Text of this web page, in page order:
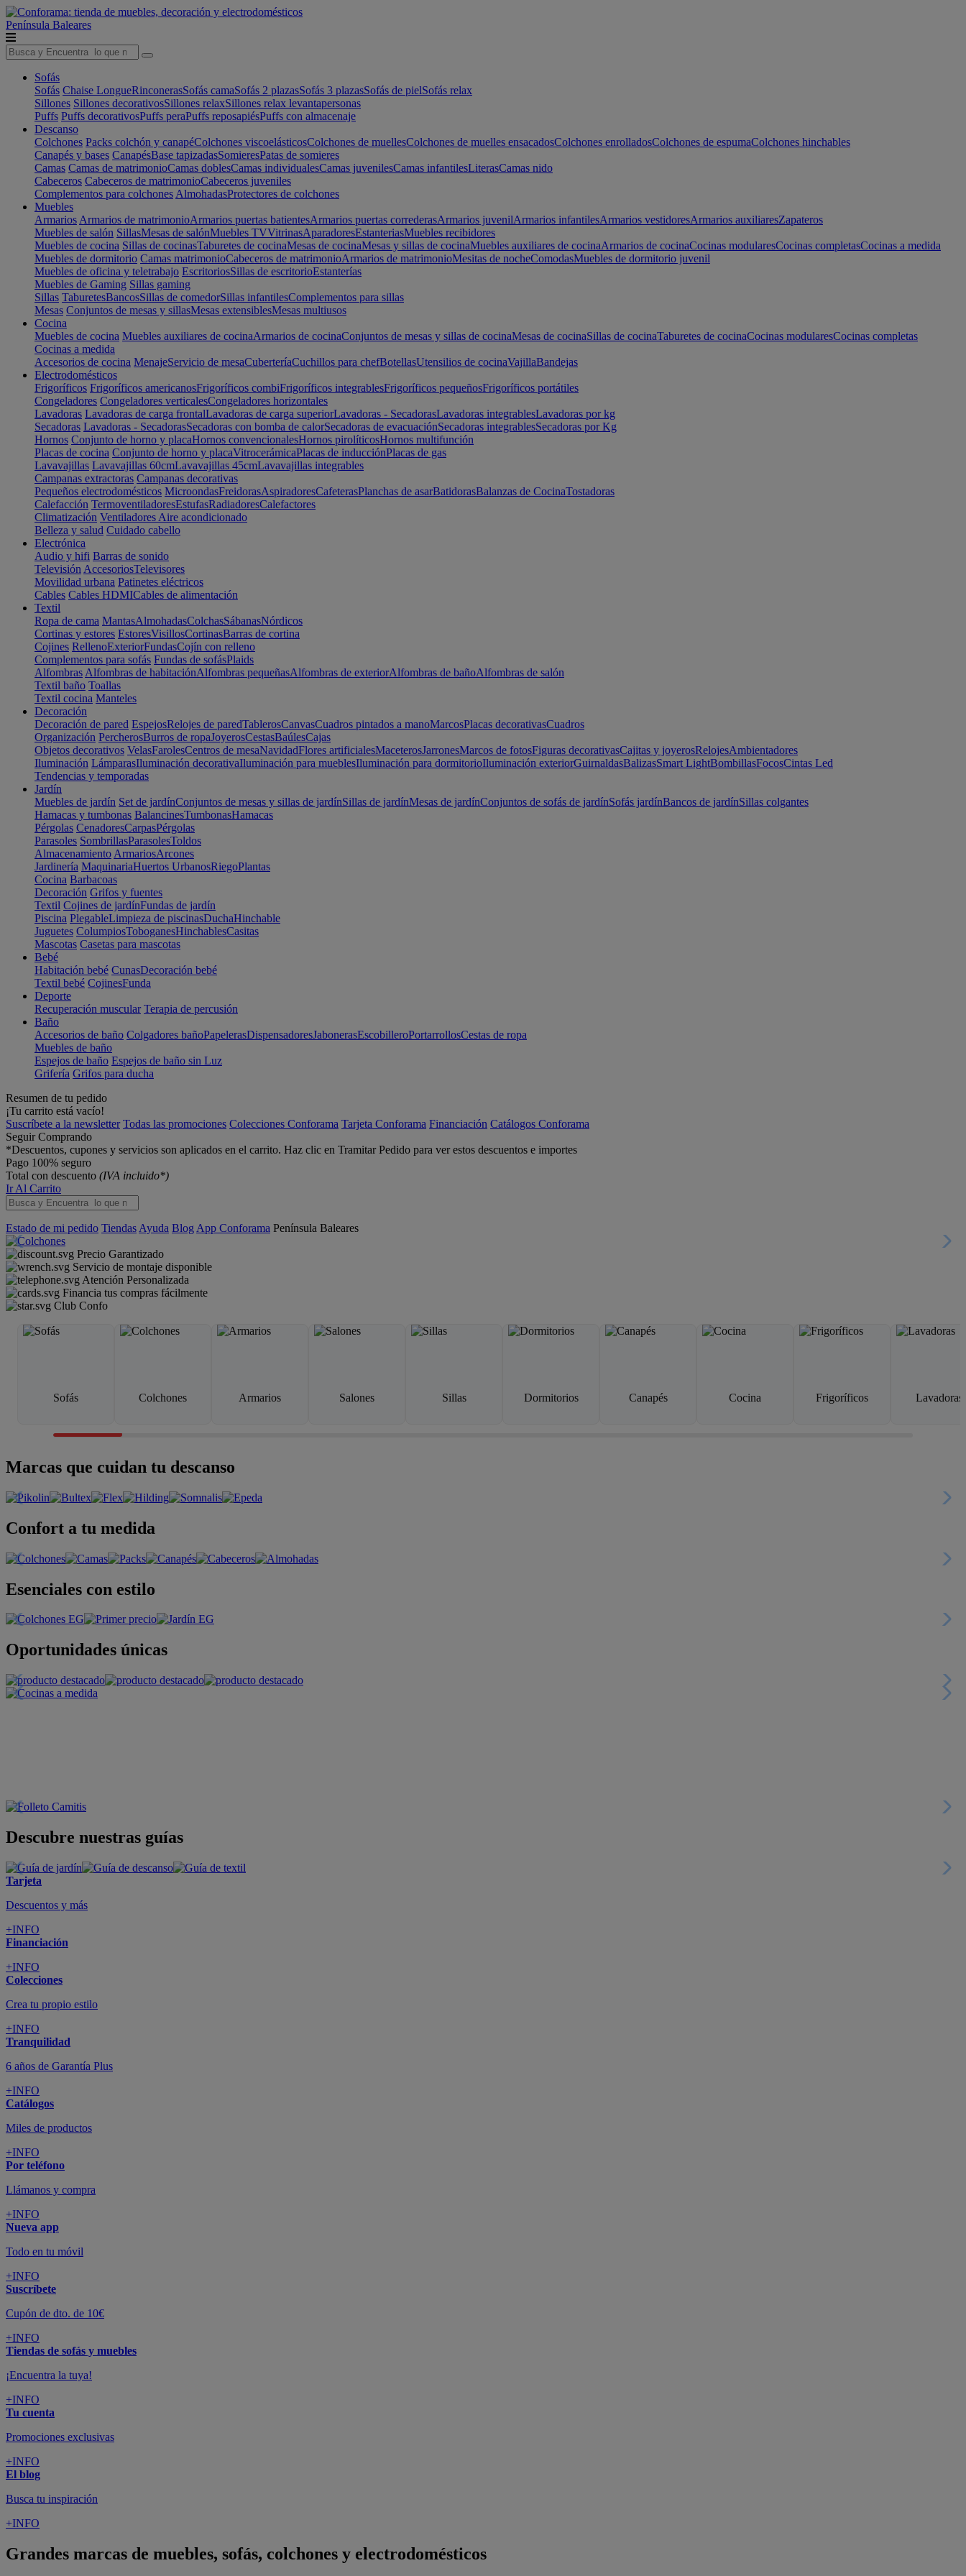
Península Baleares
Sofás
Sofás Chaise LongueRinconerasSofás camaSofás 2 plazasSofás 3 plazasSofás de pielSofás relax
Sillones Sillones decorativosSillones relaxSillones relax levantapersonas
Puffs Puffs decorativosPuffs peraPuffs reposapiésPuffs con almacenaje
Descanso
Colchones Packs colchón y canapéColchones viscoelásticosColchones de muellesColchones de muelles ensacadosColchones enrolladosColchones de espumaColchones hinchables
Canapés y bases CanapésBase tapizadasSomieresPatas de somieres
Camas Camas de matrimonioCamas doblesCamas individualesCamas juvenilesCamas infantilesLiterasCamas nido
Cabeceros Cabeceros de matrimonioCabeceros juveniles
Complementos para colchones AlmohadasProtectores de colchones
Muebles
Armarios Armarios de matrimonioArmarios puertas batientesArmarios puertas correderasArmarios juvenilArmarios infantilesArmarios vestidoresArmarios auxiliaresZapateros
Muebles de salón SillasMesas de salónMuebles TVVitrinasAparadoresEstanteriasMuebles recibidores
Muebles de cocina Sillas de cocinasTaburetes de cocinaMesas de cocinaMesas y sillas de cocinaMuebles auxiliares de cocinaArmarios de cocinaCocinas modularesCocinas completasCocinas a medida
Muebles de dormitorio Camas matrimonioCabeceros de matrimonioArmarios de matrimonioMesitas de nocheComodasMuebles de dormitorio juvenil
Muebles de oficina y teletrabajo EscritoriosSillas de escritorioEstanterías
Muebles de Gaming Sillas gaming
Sillas TaburetesBancosSillas de comedorSillas infantilesComplementos para sillas
Mesas Conjuntos de mesas y sillasMesas extensiblesMesas multiusos
Cocina
Muebles de cocina Muebles auxiliares de cocinaArmarios de cocinaConjuntos de mesas y sillas de cocinaMesas de cocinaSillas de cocinaTaburetes de cocinaCocinas modularesCocinas completas
Cocinas a medida
Accesorios de cocina MenajeServicio de mesaCuberteríaCuchillos para chefBotellasUtensilios de cocinaVajillaBandejas
Electrodomésticos
Frigoríficos Frigoríficos americanosFrigoríficos combiFrigoríficos integrablesFrigoríficos pequeñosFrigoríficos portátiles
Congeladores Congeladores verticalesCongeladores horizontales
Lavadoras Lavadoras de carga frontalLavadoras de carga superiorLavadoras - SecadorasLavadoras integrablesLavadoras por kg
Secadoras Lavadoras - SecadorasSecadoras con bomba de calorSecadoras de evacuaciónSecadoras integrablesSecadoras por Kg
Hornos Conjunto de horno y placaHornos convencionalesHornos pirolíticosHornos multifunción
Placas de cocina Conjunto de horno y placaVitrocerámicaPlacas de inducciónPlacas de gas
Lavavajillas Lavavajillas 60cmLavavajillas 45cmLavavajillas integrables
Campanas extractoras Campanas decorativas
Pequeños electrodomésticos MicroondasFreidorasAspiradoresCafeterasPlanchas de asarBatidorasBalanzas de CocinaTostadoras
Calefacción TermoventiladoresEstufasRadiadoresCalefactores
Climatización Ventiladores Aire acondicionado
Belleza y salud Cuidado cabello
Electrónica
Audio y hifi Barras de sonido
Televisión AccesoriosTelevisores
Movilidad urbana Patinetes eléctricos
Cables Cables HDMICables de alimentación
Textil
Ropa de cama MantasAlmohadasColchasSábanasNórdicos
Cortinas y estores EstoresVisillosCortinasBarras de cortina
Cojines RellenoExteriorFundasCojín con relleno
Complementos para sofás Fundas de sofásPlaids
Alfombras Alfombras de habitaciónAlfombras pequeñasAlfombras de exteriorAlfombras de bañoAlfombras de salón
Textil baño Toallas
Textil cocina Manteles
Decoración
Decoración de pared EspejosRelojes de paredTablerosCanvasCuadros pintados a manoMarcosPlacas decorativasCuadros
Organización PercherosBurros de ropaJoyerosCestasBaúlesCajas
Objetos decorativos VelasFarolesCentros de mesaNavidadFlores artificialesMaceterosJarronesMarcos de fotosFiguras decorativasCajitas y joyerosRelojesAmbientadores
Iluminación LámparasIluminación decorativaIluminación para mueblesIluminación para dormitorioIluminación exteriorGuirnaldasBalizasSmart LightBombillasFocosCintas Led
Tendencias y temporadas
Jardín
Muebles de jardín Set de jardínConjuntos de mesas y sillas de jardínSillas de jardínMesas de jardínConjuntos de sofás de jardínSofás jardínBancos de jardínSillas colgantes
Hamacas y tumbonas BalancinesTumbonasHamacas
Pérgolas CenadoresCarpasPérgolas
Parasoles SombrillasParasolesToldos
Almacenamiento ArmariosArcones
Jardinería MaquinariaHuertos UrbanosRiegoPlantas
Cocina Barbacoas
Decoración Grifos y fuentes
Textil Cojines de jardínFundas de jardín
Piscina PlegableLimpieza de piscinasDuchaHinchable
Juguetes ColumpiosToboganesHinchablesCasitas
Mascotas Casetas para mascotas
Bebé
Habitación bebé CunasDecoración bebé
Textil bebé CojinesFunda
Deporte
Recuperación muscular Terapia de percusión
Baño
Accesorios de baño Colgadores bañoPapelerasDispensadoresJabonerasEscobilleroPortarrollosCestas de ropa
Muebles de baño
Espejos de baño Espejos de baño sin Luz
Grifería Grifos para ducha
Resumen de tu pedido
¡Tu carrito está vacío!
Suscríbete a la newsletter Todas las promociones Colecciones Conforama Tarjeta Conforama Financiación Catálogos Conforama
Seguir Comprando
*Descuentos, cupones y servicios son aplicados en el carrito. Haz clic en Tramitar Pedido para ver estos descuentos e importes
Pago 100% seguro
Total con descuento (IVA incluido*)
Ir Al Carrito
Estado de mi pedido Tiendas Ayuda Blog App Conforama Península Baleares
Precio Garantizado
Servicio de montaje disponible
Atención Personalizada
Financia tus compras fácilmente
Club Confo
Sofás Colchones Armarios Salones Sillas Dormitorios Canapés Cocina Frigoríficos Lavadoras
Marcas que cuidan tu descanso
Confort a tu medida
Esenciales con estilo
Oportunidades únicas
Descubre nuestras guías
Tarjeta
Descuentos y más
+INFO
Financiación
+INFO
Colecciones
Crea tu propio estilo
+INFO
Tranquilidad
6 años de Garantía Plus
+INFO
Catálogos
Miles de productos
+INFO
Por teléfono
Llámanos y compra
+INFO
Nueva app
Todo en tu móvil
+INFO
Suscríbete
Cupón de dto. de 10€
+INFO
Tiendas de sofás y muebles
¡Encuentra la tuya!
+INFO
Tu cuenta
Promociones exclusivas
+INFO
El blog
Busca tu inspiración
+INFO
Grandes marcas de muebles, sofás, colchones y electrodomésticos